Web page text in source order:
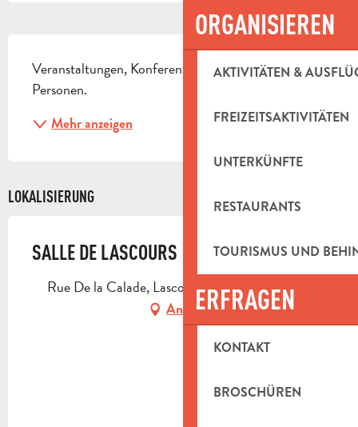
ORGANISIEREN
AKTIVITÄTEN &
FREIZEITSAKTIVITÄTEN
UNTERKÜNFTE
RESTAURANTS
TOURISMUS UND
ERFRAGEN
KONTAKT
BROSCHÜREN
Veranstaltungen, Konferenzen, Treffen. Maximal 50
Personen.
Mehr anzeigen
LOKALISIERUNG
SALLE DE LASCOURS
Rue De la Calade, Lascours, 13360 Roquevaire
Anfahrt